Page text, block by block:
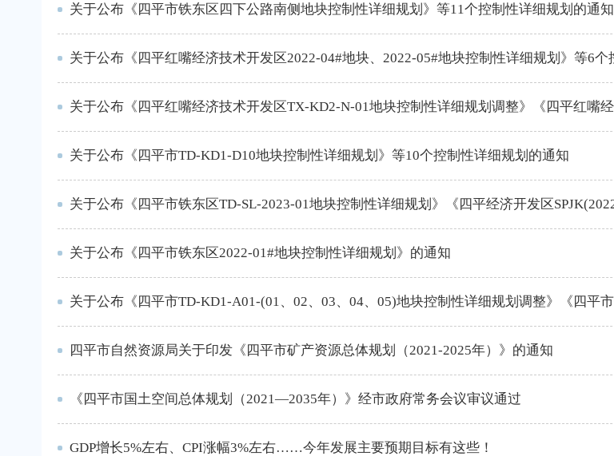
关于公布《四平市铁东区四下公路南侧地块控制性详细规划》等11个控制性详细规划的通知
关于公布《四平市TD-KD1-D10地块控制性详细规划》等10个控制性详细规划的通知
关于公布《四平市铁东区2022-01#地块控制性详细规划》的通知
四平市自然资源局关于印发《四平市矿产资源总体规划（2021-2025年）》的通知
《四平市国土空间总体规划（2021—2035年）》经市政府常务会议审议通过
GDP增长5%左右、CPI涨幅3%左右……今年发展主要预期目标有这些！